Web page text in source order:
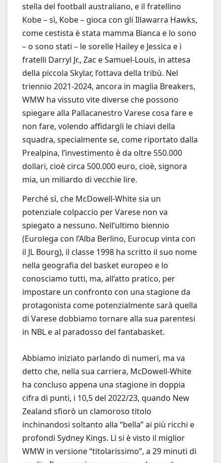
stella del football australiano, e il fratellino
Kobe – sì, Kobe – gioca con gli Illawarra Hawks,
come cestista è stata mamma Bianca e lo sono
– o sono stati – le sorelle Hailey e Jessica e i
fratelli Darryl Jr., Zac e Samuel-Louis, in attesa
della piccola Skylar, l’ottava della tribù. Nel
triennio 2021-2024, ancora in maglia Breakers,
WMW ha vissuto vite diverse che possono
spiegare alla Pallacanestro Varese cosa fare e
non fare, volendo affidargli le chiavi della
squadra, specialmente se, come riportato dalla
Prealpina, l’investimento è da oltre 550.000
dollari, cioè circa 500.000 euro, cioè, signora
mia, un miliardo di vecchie lire.
Perché sì, che McDowell-White sia un
potenziale colpaccio per Varese non va
spiegato a nessuno. Nell’ultimo biennio
(Eurolega con l’Alba Berlino, Eurocup vinta con
il JL Bourg), il classe 1998 ha scritto il suo nome
nella geografia del basket europeo e lo
conosciamo tutti, ma, all’atto pratico, per
impostare un confronto con una stagione da
protagonista come potenzialmente sarà quella
di Varese dobbiamo tornare alla sua parentesi
in NBL e al paradosso del fantabasket.
Abbiamo iniziato parlando di numeri, ma va
detto che, nella sua carriera, McDowell-White
ha concluso appena una stagione in doppia
cifra di punti, i 10,5 del 2022/23, quando New
Zealand sfiorò un clamoroso titolo
inchinandosi soltanto alla “bella” ai più ricchi e
profondi Sydney Kings. Lì si è visto il miglior
WMW in versione “titolarissimo”, a 29 minuti di